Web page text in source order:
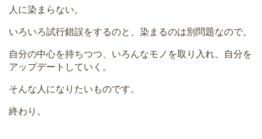
人に染まらない。
いろいろ試行錯誤をするのと、染まるのは別問題なので。
自分の中心を持ちつつ、いろんなモノを取り入れ、自分を
アップデートしていく。
そんな人になりたいものです。
終わり。